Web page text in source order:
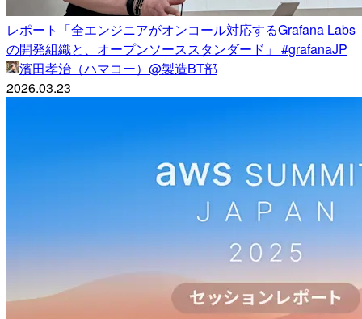
レポート「全エンジニアがオンコール対応するGrafana Labs
の開発組織と、オープンソーススタンダード」 #grafanaJP
濱田孝治（ハマコー）@製造BT部
2026.03.23